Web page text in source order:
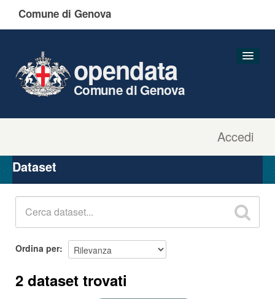
Comune di Genova
Accedi
opendata
Comune di Genova
Organizzazioni
Gruppi
Dataset
Ordina per
2 dataset trovati